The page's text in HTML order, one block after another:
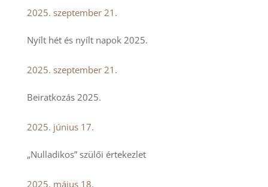
2025. szeptember 21.
Nyílt hét és nyílt napok 2025.
2025. szeptember 21.
Beiratkozás 2025.
2025. június 17.
„Nulladikos” szülői értekezlet
2025. május 18.